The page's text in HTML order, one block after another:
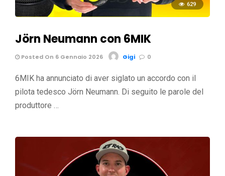
629
Jörn Neumann con 6MIK
Posted On 6 Gennaio 2026 Gigi 0
6MIK ha annunciato di aver siglato un accordo con il
pilota tedesco Jörn Neumann. Di seguito le parole del
produttore …